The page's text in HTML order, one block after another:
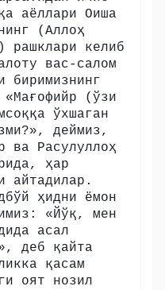
аёллари Оиша
(Аллоҳ
рашклари келиб
вас-салом
биримизнинг
(ўзи
ўхшаган
деймиз,
ва Расулуллоҳ
ҳар
айтадилар.
ҳидни ёмон
«Йўқ, мен
асал
деб қайта
қасам
оят нозил